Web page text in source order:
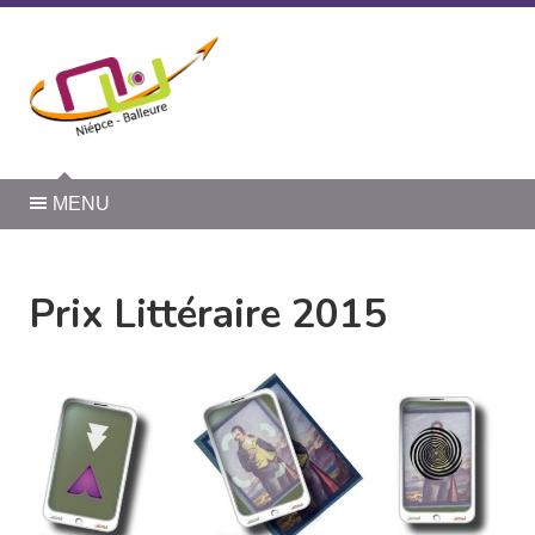
MENU
Prix Littéraire 2015
Panneau de gestion des cookies